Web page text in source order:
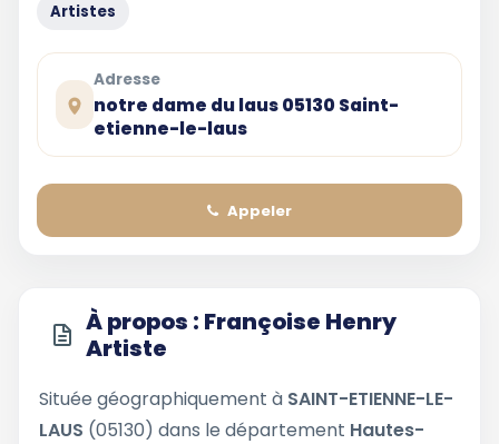
Artistes
Adresse
notre dame du laus 05130 Saint-
etienne-le-laus
Appeler
À propos : Françoise Henry
Artiste
Située géographiquement à SAINT-ETIENNE-LE-
LAUS (05130) dans le département Hautes-